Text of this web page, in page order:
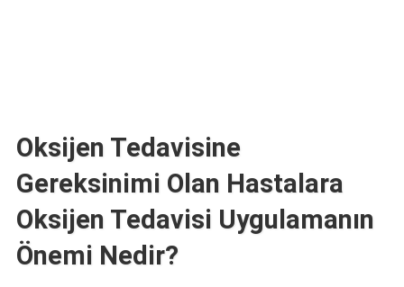
Oksijen Tedavisine
Gereksinimi Olan Hastalara
Oksijen Tedavisi Uygulamanın
Önemi Nedir?